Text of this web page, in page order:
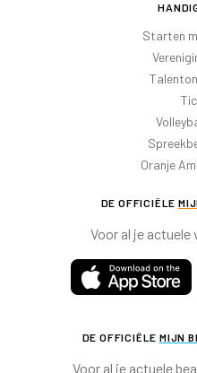
Starten
Oranje
DE OFFICIËLE
Voor al je actuele
DE OFFICIËLE MIJN
Voor al je actuele